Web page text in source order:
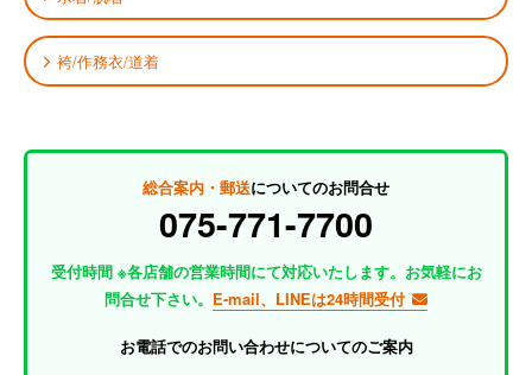
袴/作務衣/道着
総合案内・郵送についてのお問合せ
075-771-7700
受付時間 ※各店舗の営業時間にて対応いたします。お気軽にお
問合せ下さい。 E-mail、LINEは24時間受付
お電話でのお問い合わせについてのご案内